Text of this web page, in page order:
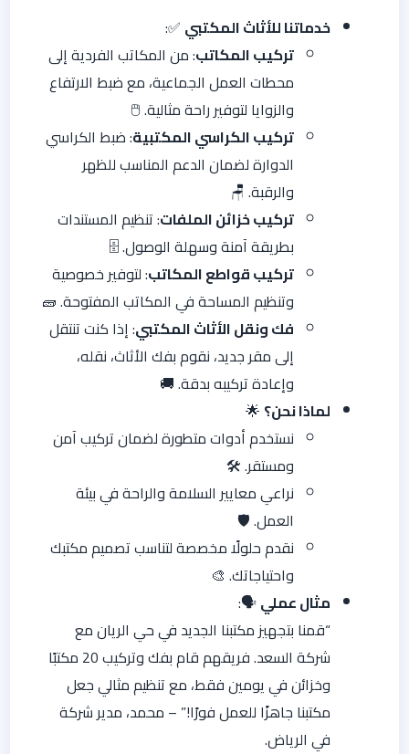
خدماتنا للأثاث المكتبي ✅:
تركيب المكاتب: من المكاتب الفردية إلى
محطات العمل الجماعية، مع ضبط الارتفاع
والزوايا لتوفير راحة مثالية. 🖱️
تركيب الكراسي المكتبية: ضبط الكراسي
الدوارة لضمان الدعم المناسب للظهر
والرقبة. 🪑
تركيب خزائن الملفات: تنظيم المستندات
بطريقة آمنة وسهلة الوصول. 🗄️
تركيب قواطع المكاتب: لتوفير خصوصية
وتنظيم المساحة في المكاتب المفتوحة. 🧱
فك ونقل الأثاث المكتبي: إذا كنت تنتقل
إلى مقر جديد، نقوم بفك الأثاث، نقله،
وإعادة تركيبه بدقة. 🚚
لماذا نحن؟ 🌟
نستخدم أدوات متطورة لضمان تركيب آمن
ومستقر. 🛠️
نراعي معايير السلامة والراحة في بيئة
العمل. 🛡️
نقدم حلولًا مخصصة لتناسب تصميم مكتبك
واحتياجاتك. 🎨
مثال عملي🗣️:
“قمنا بتجهيز مكتبنا الجديد في حي الريان مع
شركة السعد. فريقهم قام بفك وتركيب 20 مكتبًا
وخزائن في يومين فقط، مع تنظيم مثالي جعل
مكتبنا جاهزًا للعمل فورًا!” – محمد، مدير شركة
في الرياض.